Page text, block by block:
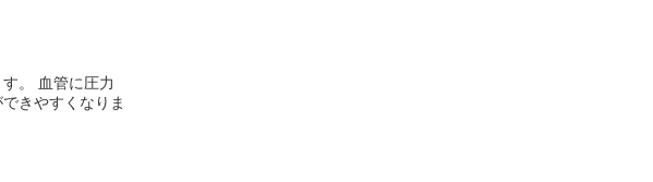
。 血管に圧力
きやすくなりま